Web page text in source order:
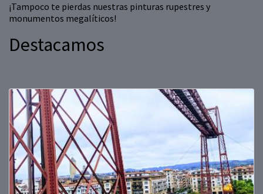
¡Tampoco te pierdas nuestras pinturas rupestres y
monumentos megalíticos!
Destacamos